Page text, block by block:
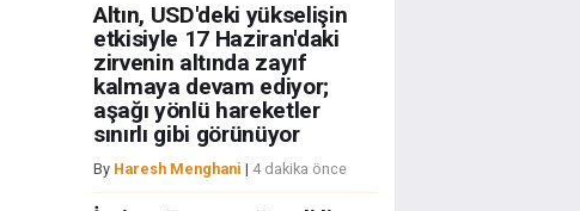
Altın, USD'deki yükselişin
etkisiyle 17 Haziran'daki
zirvenin altında zayıf
kalmaya devam ediyor;
aşağı yönlü hareketler
sınırlı gibi görünüyor
By Haresh Menghani | 4 dakika önce